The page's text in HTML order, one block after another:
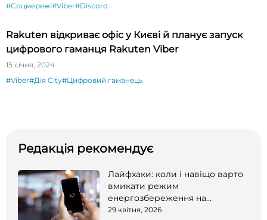
#Соцмережі#Viber#Discord
Rakuten відкриває офіс у Києві й планує запуск
цифрового гаманця Rakuten Viber
15 січня, 2024
#Viber#Дія City#Цифровий гаманець
Редакція рекомендує
Лайфхаки: коли і навіщо варто
вмикати режим
енергозбереження на
смартфоні
29 квітня, 2026